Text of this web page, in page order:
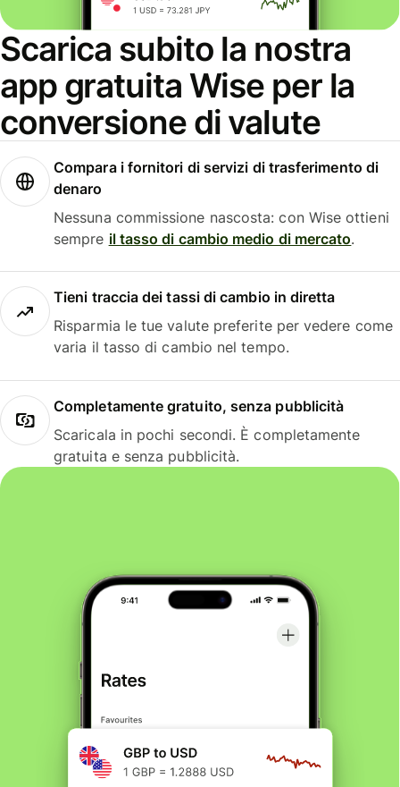
Scarica subito la nostra
app gratuita Wise per la
conversione di valute
Compara i fornitori di servizi di trasferimento di
denaro
Nessuna commissione nascosta: con Wise ottieni
sempre il tasso di cambio medio di mercato.
Tieni traccia dei tassi di cambio in diretta
Risparmia le tue valute preferite per vedere come
varia il tasso di cambio nel tempo.
Completamente gratuito, senza pubblicità
Scaricala in pochi secondi. È completamente
gratuita e senza pubblicità.